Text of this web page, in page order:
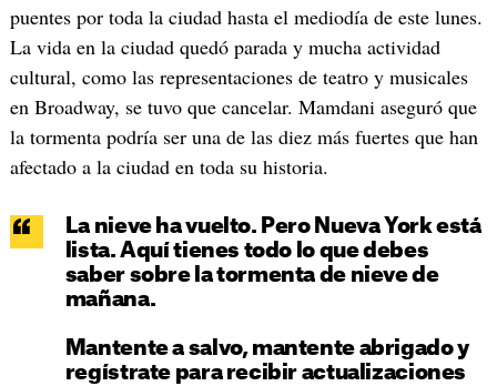
puentes por toda la ciudad hasta el mediodía de este lunes.
La vida en la ciudad quedó parada y mucha actividad
cultural, como las representaciones de teatro y musicales
en Broadway, se tuvo que cancelar. Mamdani aseguró que
la tormenta podría ser una de las diez más fuertes que han
afectado a la ciudad en toda su historia.
La nieve ha vuelto. Pero Nueva York está
lista. Aquí tienes todo lo que debes
saber sobre la tormenta de nieve de
mañana.
Mantente a salvo, mantente abrigado y
regístrate para recibir actualizaciones